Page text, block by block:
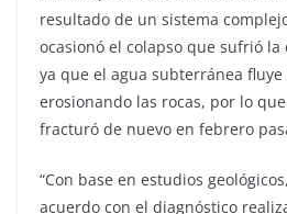
resultado de un sistema
ocasionó el colapso que sufrió la
ya que el agua subterránea fluye
erosionando las rocas, por lo
fracturó de nuevo en febrero
“Con base en estudios
acuerdo con el diagnóstico